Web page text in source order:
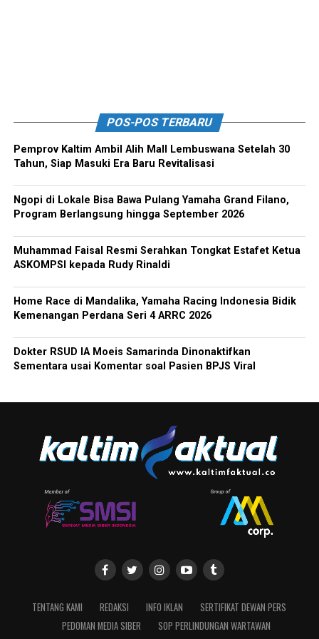
POS-POS TERBARU
Pemprov Kaltim Ambil Alih Mall Lembuswana Setelah 30
Tahun, Siap Masuki Era Baru Revitalisasi
Ngopi di Lokale Bisa Bawa Pulang Yamaha Grand Filano,
Program Berlangsung hingga September 2026
Muhammad Faisal Resmi Serahkan Tongkat Estafet Ketua
ASKOMPSI kepada Rudy Rinaldi
Home Race di Mandalika, Yamaha Racing Indonesia Bidik
Kemenangan Perdana Seri 4 ARRC 2026
Dokter RSUD IA Moeis Samarinda Dinonaktifkan
Sementara usai Komentar soal Pasien BPJS Viral
TENTANG KAMI REDAKSI INFO IKLAN
SERTIFIKAT DEWAN PERS
PEDOMAN MEDIA SIBER
SOP PERLINDUNGAN WARTAWAN